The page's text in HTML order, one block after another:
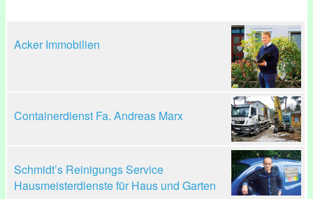
Acker Immobilien
Containerdienst Fa. Andreas Marx
Schmidt’s Reinigungs Service
Hausmeisterdienste für Haus und Garten